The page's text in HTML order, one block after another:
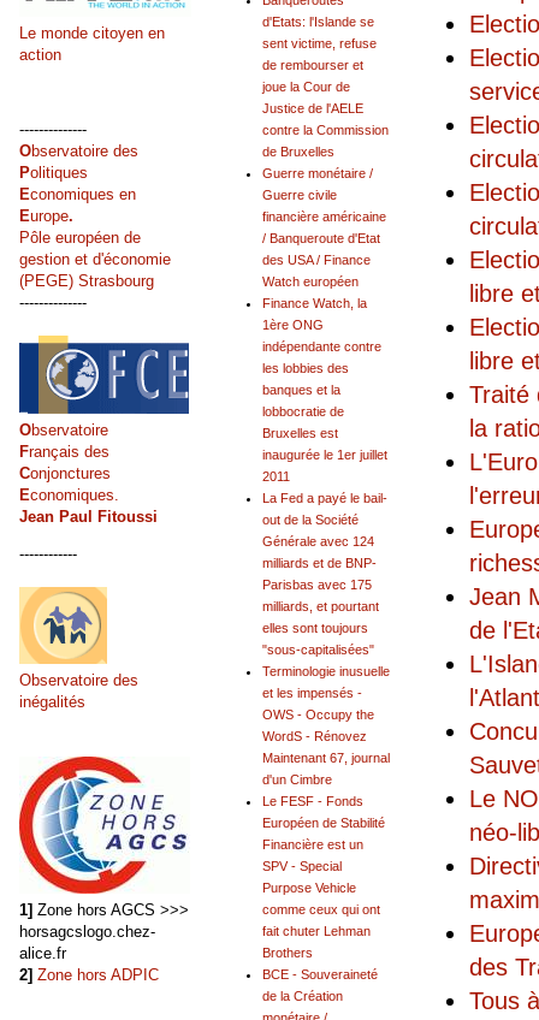
libre
libre
Traité
la
Jean
de
Le
néo-
des
Tous
d'Etats: l'Islande se
sent victime, refuse
de rembourser et
joue la Cour de
Justice de l'AELE
contre la Commission
de Bruxelles
Guerre monétaire /
Guerre civile
financière américaine
/ Banqueroute d'Etat
des USA / Finance
Watch européen
Finance Watch, la
1ère ONG
indépendante contre
les lobbies des
banques et la
lobbocratie de
Bruxelles est
inaugurée le 1er juillet
2011
La Fed a payé le bail-
out de la Société
Générale avec 124
milliards et de BNP-
Parisbas avec 175
milliards, et pourtant
elles sont toujours
"sous-capitalisées"
Terminologie inusuelle
et les impensés -
OWS - Occupy the
WordS - Rénovez
Maintenant 67, journal
d'un Cimbre
Le FESF - Fonds
Européen de Stabilité
Financière est un
SPV - Special
Purpose Vehicle
comme ceux qui ont
fait chuter Lehman
Brothers
BCE - Souveraineté
de la Création
Le monde citoyen en
action
--------------
Observatoire des
Politiques
Economiques en
Europe.
Pôle européen de
gestion et d'économie
(PEGE) Strasbourg
--------------
Observatoire
Français des
Conjonctures
Economiques.
Jean Paul Fitoussi
------------
Observatoire des
inégalités
1] Zone hors AGCS >>>
horsagcslogo.chez-
alice.fr
2] Zone hors ADPIC